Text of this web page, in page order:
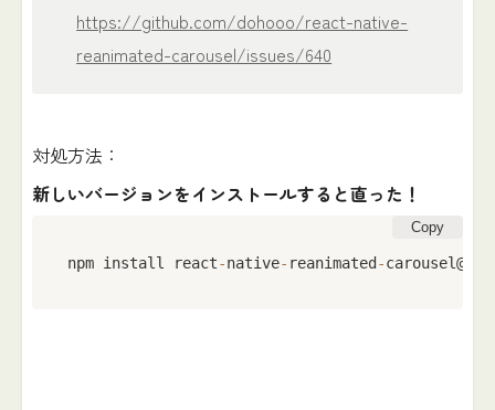
https://github.com/dohooo/react-native-
reanimated-carousel/issues/640
対処方法：
新しいバージョンをインストールすると直った！
Copy
npm install react-native- reanimated -carousel@